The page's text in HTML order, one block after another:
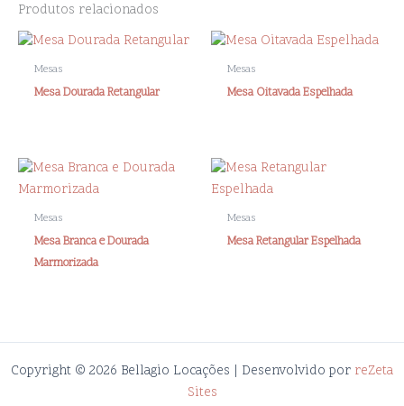
Produtos relacionados
Mesas
Mesa Dourada Retangular
Mesas
Mesa Oitavada Espelhada
Mesas
Mesa Branca e Dourada
Marmorizada
Mesas
Mesa Retangular Espelhada
Copyright © 2026 Bellagio Locações | Desenvolvido por reZeta
Sites